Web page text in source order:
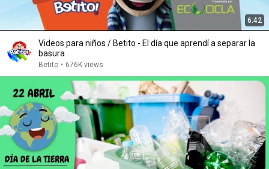
6:42
Videos para niños / Betito - El día que aprendí a separar la
basura
Betito • 676K views